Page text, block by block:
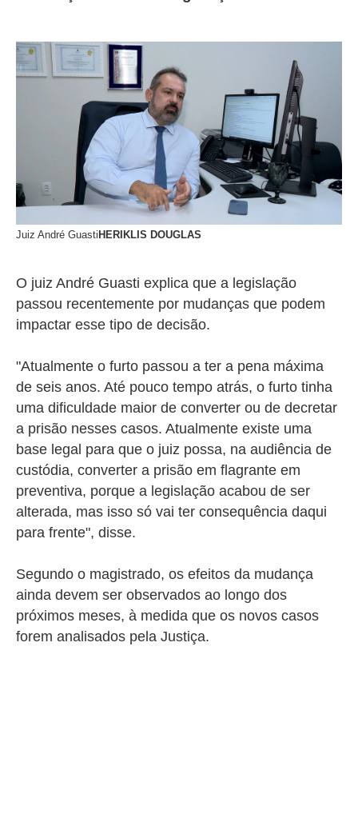
Juiz André Guasti HERIKLIS DOUGLAS
O juiz André Guasti explica que a legislação
passou recentemente por mudanças que podem
impactar esse tipo de decisão.
"Atualmente o furto passou a ter a pena máxima
de seis anos. Até pouco tempo atrás, o furto tinha
uma dificuldade maior de converter ou de decretar
a prisão nesses casos. Atualmente existe uma
base legal para que o juiz possa, na audiência de
custódia, converter a prisão em flagrante em
preventiva, porque a legislação acabou de ser
alterada, mas isso só vai ter consequência daqui
para frente", disse.
Segundo o magistrado, os efeitos da mudança
ainda devem ser observados ao longo dos
próximos meses, à medida que os novos casos
forem analisados pela Justiça.